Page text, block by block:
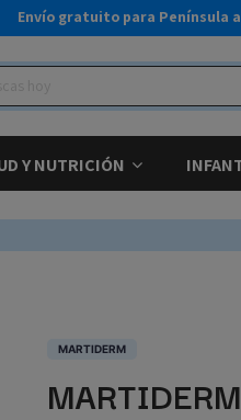
Envío gratuito para Península
Y NUTRICIÓN
MARTIDERM